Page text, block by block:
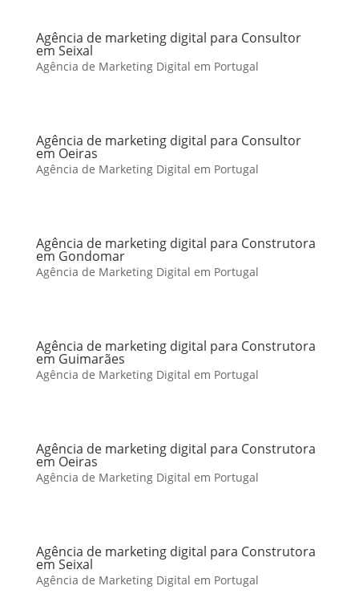
Agência de marketing digital para Consultor
em Seixal
Agência de Marketing Digital em Portugal
Agência de marketing digital para Consultor
em Oeiras
Agência de Marketing Digital em Portugal
Agência de marketing digital para Construtora
em Gondomar
Agência de Marketing Digital em Portugal
Agência de marketing digital para Construtora
em Guimarães
Agência de Marketing Digital em Portugal
Agência de marketing digital para Construtora
em Oeiras
Agência de Marketing Digital em Portugal
Agência de marketing digital para Construtora
em Seixal
Agência de Marketing Digital em Portugal